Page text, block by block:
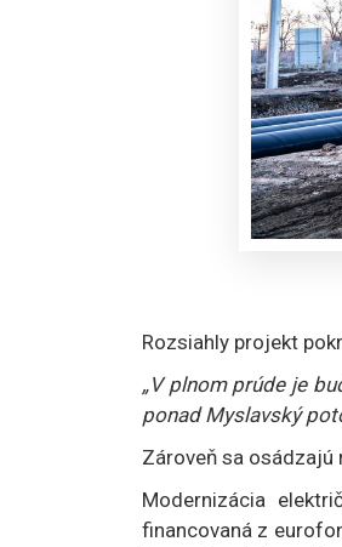
Rozsiahly projekt
„V plnom prúde je
ponad Myslavský
Zároveň sa osádzajú
Modernizácia
financovaná z